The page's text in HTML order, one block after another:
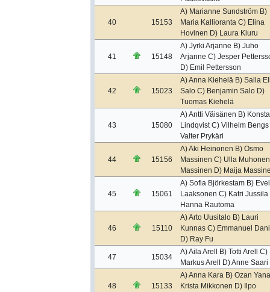
40 15153
A) Marianne Sundström B)
Maria Kallioranta C) Elina
Hovinen D) Laura Kiuru
41 15148
A) Jyrki Arjanne B) Juho
Arjanne C) Jesper
D) Emil Pettersson
42 15023
A) Anna Kiehelä B) Salla
Salo C) Benjamin Salo D)
Tuomas Kiehelä
43 15080
A) Antti Väisänen B) Konsta
Lindqvist C) Vilhelm Bengs
Valter Prykäri
44 15156
A) Aki Heinonen B) Osmo
Massinen C) Ulla
Massinen D) Maija
45 15061
A) Sofia Björkestam B)
Laaksonen C) Katri Jussila
Hanna Rautoma
46 15110
A) Arto Uusitalo B) Lauri
Kunnas C) Emmanuel
D) Ray Fu
47 15034
A) Aila Arell B) Totti Arell C)
Markus Arell D) Anne Saari
48 15133
A) Anna Kara B) Ozan
Krista Mikkonen D) Ilpo